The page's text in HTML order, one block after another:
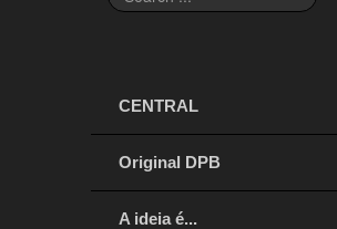
...
CENTRAL
Original DPB
A ideia é...